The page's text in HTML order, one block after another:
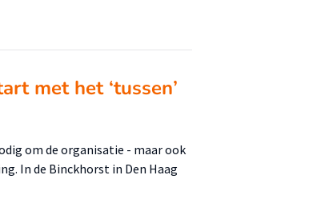
met het ‘tussen’
om de organisatie - maar ook
In de Binckhorst in Den Haag